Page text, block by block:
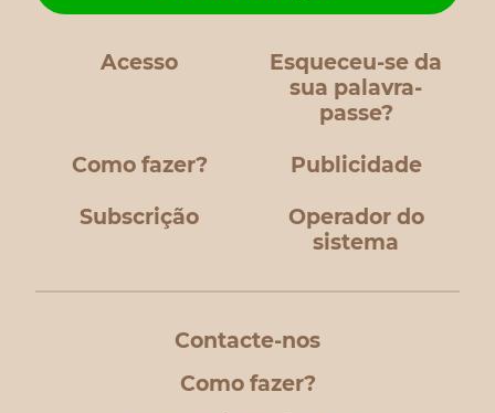
Acesso
Esqueceu-se da
sua palavra-
passe?
Como fazer? Publicidade
Subscrição
Operador do
sistema
Contacte-nos
Como fazer?